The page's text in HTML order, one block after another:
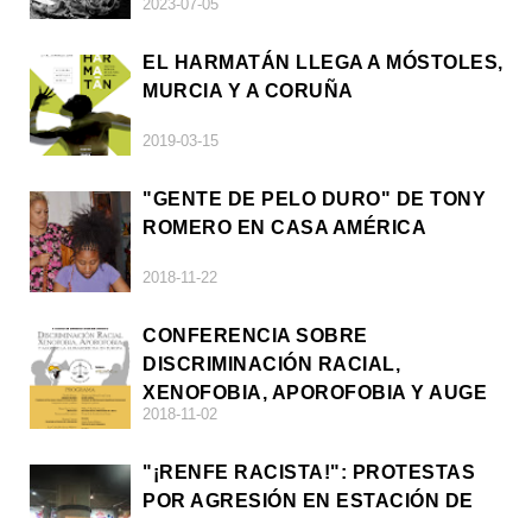
2023-07-05
EL HARMATÁN LLEGA A MÓSTOLES,
MURCIA Y A CORUÑA
2019-03-15
"GENTE DE PELO DURO" DE TONY
ROMERO EN CASA AMÉRICA
2018-11-22
CONFERENCIA SOBRE
DISCRIMINACIÓN RACIAL,
XENOFOBIA, APOROFOBIA Y AUGE
DE LA ULTRADERECHA EN EUROPA
2018-11-02
"¡RENFE RACISTA!": PROTESTAS
POR AGRESIÓN EN ESTACIÓN DE